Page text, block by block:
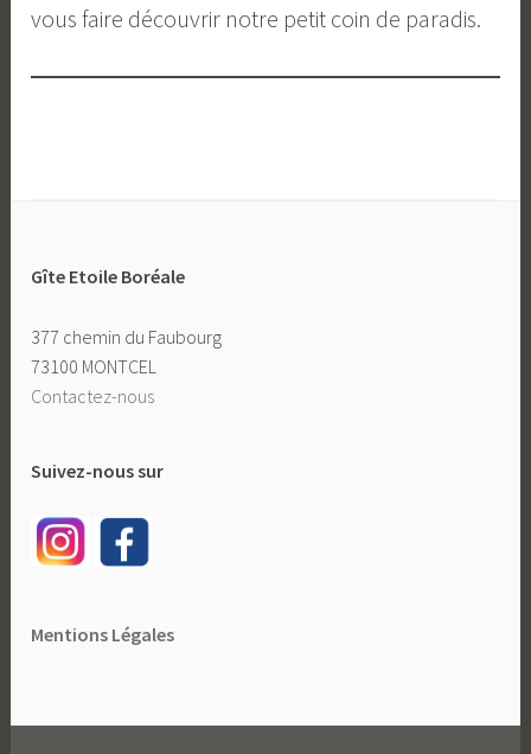
vous faire découvrir notre petit coin de paradis.
Gîte Etoile Boréale
377 chemin du Faubourg
73100 MONTCEL
Contactez-nous
Suivez-nous sur
Mentions Légales